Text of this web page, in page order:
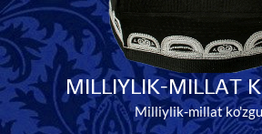
MILLIYLIK-MILLAT
Milliylik-millat